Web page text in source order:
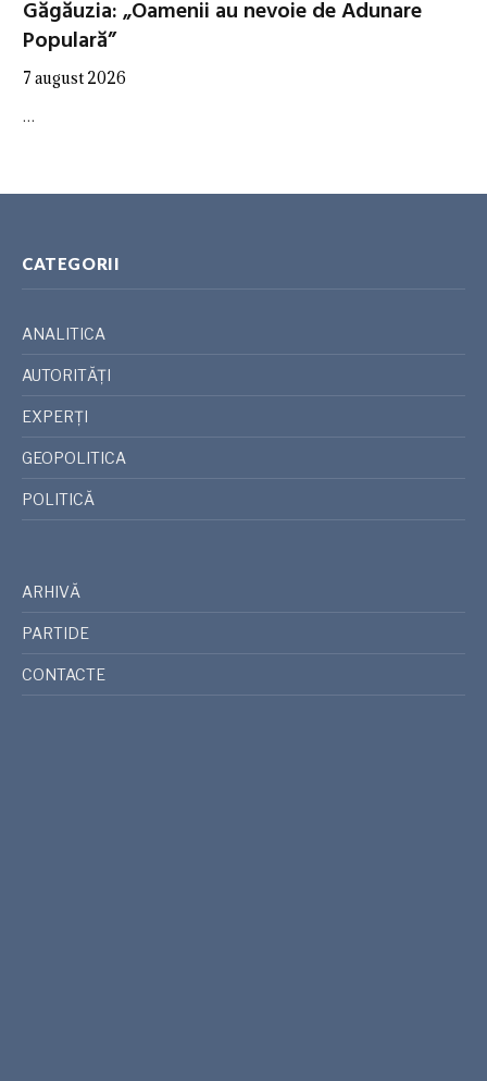
Găgăuzia: „Oamenii au nevoie de Adunare
Populară”
7 august 2026
…
CATEGORII
ANALITICA
AUTORITĂȚI
EXPERȚI
GEOPOLITICA
POLITICĂ
ARHIVĂ
PARTIDE
CONTACTE